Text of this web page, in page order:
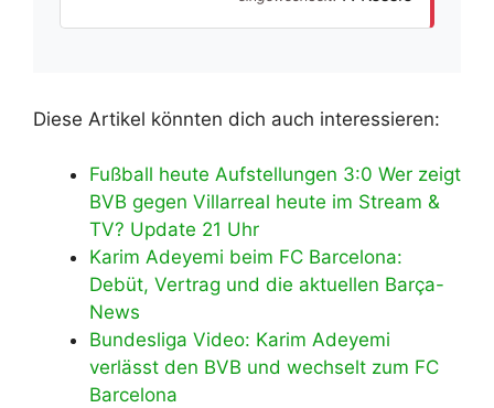
Diese Artikel könnten dich auch interessieren:
Fußball heute Aufstellungen 3:0 Wer zeigt
BVB gegen Villarreal heute im Stream &
TV? Update 21 Uhr
Karim Adeyemi beim FC Barcelona:
Debüt, Vertrag und die aktuellen Barça-
News
Bundesliga Video: Karim Adeyemi
verlässt den BVB und wechselt zum FC
Barcelona